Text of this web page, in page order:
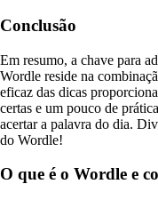
Conclusão
Em resumo, a chave para
Wordle reside na
eficaz das dicas
certas e um pouco de
acertar a palavra do dia.
do Wordle!
O que é o Wordle e